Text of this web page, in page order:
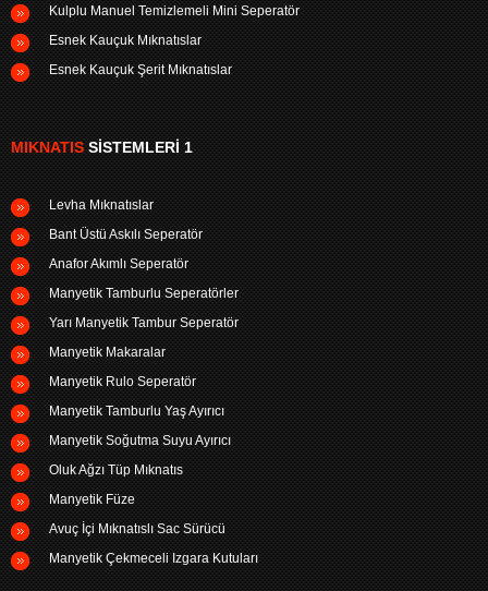
Kulplu Manuel Temizlemeli Mini Seperatör
Esnek Kauçuk Mıknatıslar
Esnek Kauçuk Şerit Mıknatıslar
MIKNATISSISTEMLERI 1
Levha Mıknatıslar
Bant Üstü Askılı Seperatör
Anafor Akımlı Seperatör
Manyetik Tamburlu Seperatörler
Yarı Manyetik Tambur Seperatör
Manyetik Makaralar
Manyetik Rulo Seperatör
Manyetik Tamburlu Yaş Ayırıcı
Manyetik Soğutma Suyu Ayırıcı
Oluk Ağzı Tüp Mıknatıs
Manyetik Füze
Avuç İçi Mıknatıslı Sac Sürücü
Manyetik Çekmeceli Izgara Kutuları